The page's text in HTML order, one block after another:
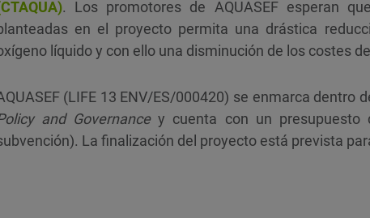
. Los promotores de AQUASEF esperan
en el proyecto permita una drástica
líquido y con ello una disminución de los costes
(LIFE 13 ENV/ES/000420) se enmarca dentro
and Governancey cuenta con un presupuesto
La finalización del proyecto está prevista